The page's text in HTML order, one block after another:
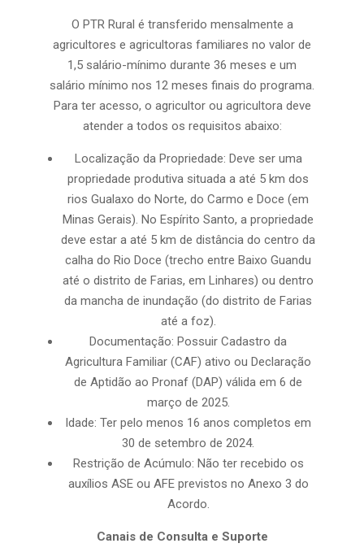
O PTR Rural é transferido mensalmente a
agricultores e agricultoras familiares no valor de
1,5 salário-mínimo durante 36 meses e um
salário mínimo nos 12 meses finais do programa.
Para ter acesso, o agricultor ou agricultora deve
atender a todos os requisitos abaixo:
Localização da Propriedade: Deve ser uma
propriedade produtiva situada a até 5 km dos
rios Gualaxo do Norte, do Carmo e Doce (em
Minas Gerais). No Espírito Santo, a propriedade
deve estar a até 5 km de distância do centro da
calha do Rio Doce (trecho entre Baixo Guandu
até o distrito de Farias, em Linhares) ou dentro
da mancha de inundação (do distrito de Farias
até a foz).
Documentação: Possuir Cadastro da
Agricultura Familiar (CAF) ativo ou Declaração
de Aptidão ao Pronaf (DAP) válida em 6 de
março de 2025.
Idade: Ter pelo menos 16 anos completos em
30 de setembro de 2024.
Restrição de Acúmulo: Não ter recebido os
auxílios ASE ou AFE previstos no Anexo 3 do
Acordo.
Canais de Consulta e Suporte